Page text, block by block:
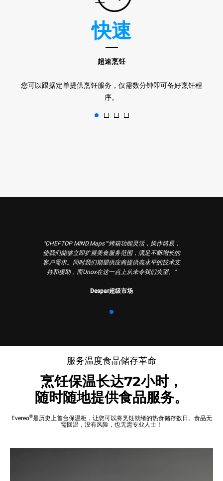
快速
超速烹饪
您可以跟据定单提供烹饪服务，仅需数分钟即可备好烹饪程
序。
“CHEFTOP MIND.Maps™烤箱功能灵活，操作简易，
使我们能够立即扩展美食服务范围，满足不断增长的
客户需求。同时我们期望供应商提供高水平的技术支
持和援助，而Unox在这一点上从未令我们失望。”
Despar超级市场
服务温度食品储存革命
烹饪保温长达72小时，
随时随地提供食品服务。
Evereo®是历史上首台保温柜，让您可以将烹饪就绪的热食储存数日。食品无
需回温，没有风险，也无需专业人士！